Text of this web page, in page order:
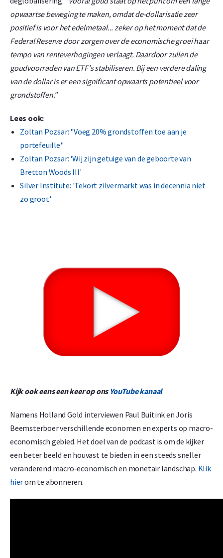
opwaartse beweging te maken, omdat de-dollarisatie zeer
positief is voor het edelmetaal... zeker op het moment dat de
Federal Reserve door zorgen over de economische groei haar
tempo van renteverhogingen verlaagt. Daardoor zullen de
goudvoorraden van ETF's stabiliseren. Bij een verdere daling
van de dollar is er een significant opwaarts potentieel voor
grondstoffen."
Lees ook:
Zoltan Pozsar: "Voeg 20% grondstoffen toe aan je
portefeuille"
Zoltan Pozsar: 'Wij zijn getuige van de geboorte van
Bretton Woods III'
Silver Institute: 'Tekort zilvermarkt was in decennia niet
zo groot'
Kijk ook eens een keer op ons YouTube kanaal
Namens Holland Gold interviewen Paul Buitink en Joris
Beemsterboer verschillende economen en experts op macro-
economisch gebied. Het doel van de podcast is om de kijker
een beter beeld en houvast te bieden in een steeds sneller
veranderend macro-economisch en monetair landschap. Klik
hierom te abonneren.